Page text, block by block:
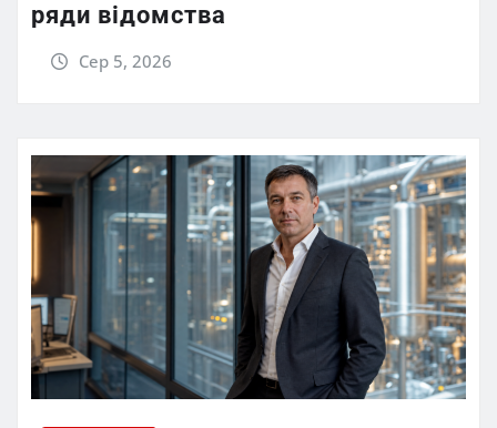
ряди відомства
Сер 5, 2026